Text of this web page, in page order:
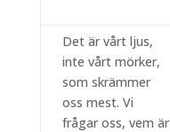
Det är vårt ljus,
inte vårt mörker,
som skrämmer
oss mest. Vi
frågar oss, vem är